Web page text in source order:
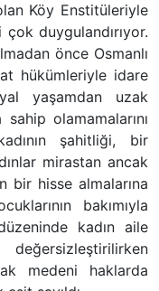
Köy Enstitüleriyle
duygulandırıyor.
önce Osmanlı
hükümleriyle idare
yaşamdan uzak
olamamalarını
şahitliği, bir
mirastan ancak
bir hisse almalarına
bakımıyla
kadın aile
medeni haklarda